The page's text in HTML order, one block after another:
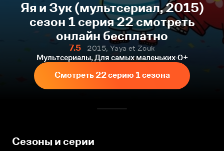
Яя и Зук (мультсериал, 2015)
сезон 1 серия 22 смотреть
онлайн бесплатно
7.5
2015, Yaya et Zouk
Мультсериалы, Для самых маленьких 0+
Смотреть 22 серию 1 сезона
Сезоны и серии